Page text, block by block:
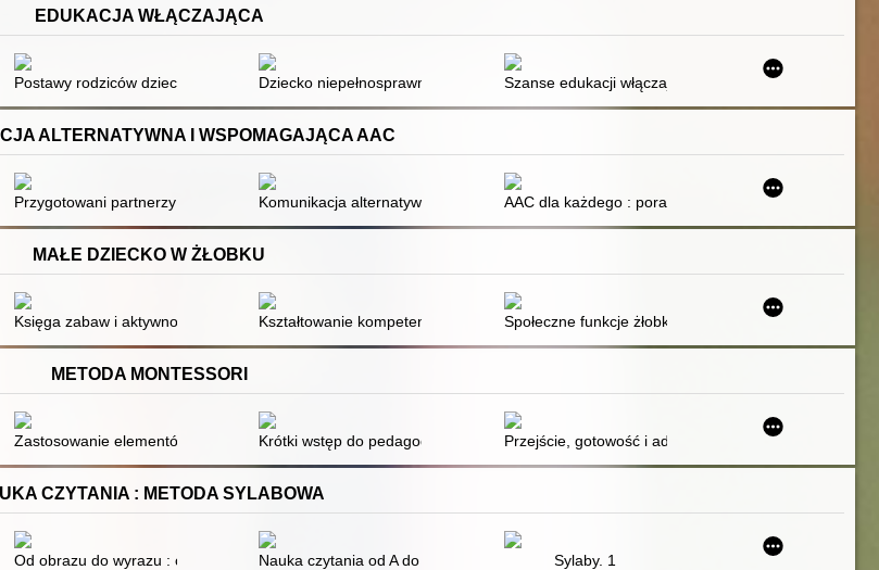
EDUKACJA WŁĄCZAJĄCA
disabilities with the example of Pope John Paul II State School of Higher Education in Biała Podlaska
Postawy rodziców dzieci o prawidłowym rozwoju wobec systemu kształcenia uczniów o specjalnych potrzebach edukacyjnych
Dziecko niepełnosprawne w dialogowej strategii edukacyjnej
Szanse edukacji włączającej w szkołach
ALTERNATYWNA I WSPOMAGAJĄCA AAC
(PECS) jako metoda rozwijania umiejętności komunikowania się dzieci z zaburzeniami ze spektrum autyzmu
Przygotowani partnerzy komunikacyjni oraz zorganizowana przestrzeń : kluczowe elementy indywidualnych systemów
Komunikacja alternatywna i wspomagająca : po co o niej uczyć?
AAC dla każdego : poradnik dla rodziców i terapeutów
MAŁE DZIECKO W ŻŁOBKU
rozwojowe małych dzieci : o tym, jak je zaspokajać w zabawie
Księga zabaw i aktywności : leksykon rozwoju dzieckaKształtowanie kompetencji związanych z samodzielnością samoobsługową małych dzieci
Społeczne funkcje żłobków i przedszkoli : obecnie i w
METODA MONTESSORI
w rewalidacji dzieci upośledzonych umysłowo
Zastosowanie elementów metody Marii Montessori w kształceniu przedszkolnym dzieci z wadą słuchu
Krótki wstęp do pedagogiki MontessoriPrzejście, gotowość i adaptacja jako znaczące
CZYTANIA : METODA SYLABOWA
Od obrazu do wyrazu : ćwiczenia wspierające gotowość czytania i czytanie sylabowe
Nauka czytania od A do Z metodą sylabowąSylaby. 1